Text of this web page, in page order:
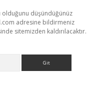
olduğunu düşündüğünüz
adresine bildirmeniz
sitemizden kaldırılacaktır.